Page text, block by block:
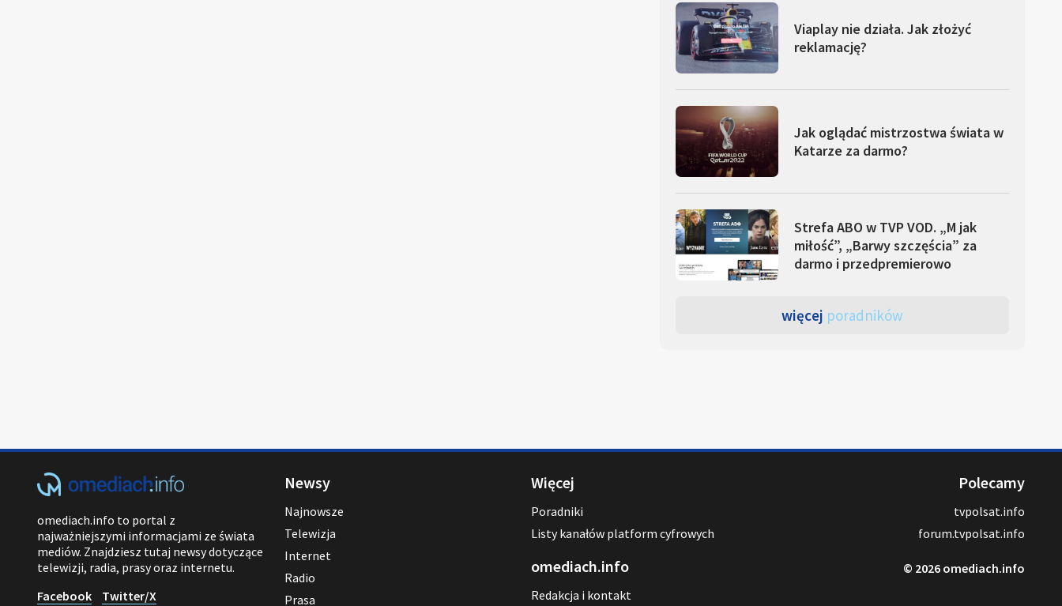
Viaplay nie działa. Jak złożyć
reklamację?
Jak oglądać mistrzostwa świata w
Katarze za darmo?
Strefa ABO w TVP VOD. „M jak
miłość”, „Barwy szczęścia” za
darmo i przedpremierowo
więcej poradników
omediach.info to portal z
najważniejszymi informacjami ze świata
mediów. Znajdziesz tutaj newsy dotyczące
telewizji, radia, prasy oraz internetu.
Facebook
Twitter/X
Newsy
Najnowsze
Telewizja
Internet
Radio
Prasa
Więcej
Poradniki
Listy kanałów platform cyfrowych
omediach.info
Redakcja i kontakt
Polecamy
tvpolsat.info
forum.tvpolsat.info
© 2026 omediach.info